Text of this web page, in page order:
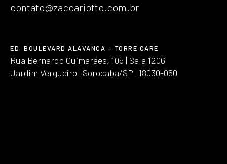
contato@zaccariotto.com.br
ED. BOULEVARD ALAVANCA – TORRE CARE
Rua Bernardo Guimarães, 105 | Sala 1206
Jardim Vergueiro | Sorocaba/SP | 18030-050